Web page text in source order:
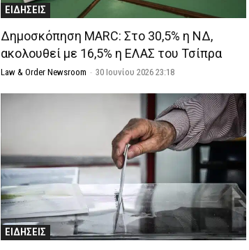
ΕΙΔΗΣΕΙΣ
Δημοσκόπηση MARC: Στο 30,5% η ΝΔ,
ακολουθεί με 16,5% η ΕΛΑΣ του Τσίπρα
Law & Order Newsroom - 30 Ιουνίου 2026 23:18
ΕΙΔΗΣΕΙΣ